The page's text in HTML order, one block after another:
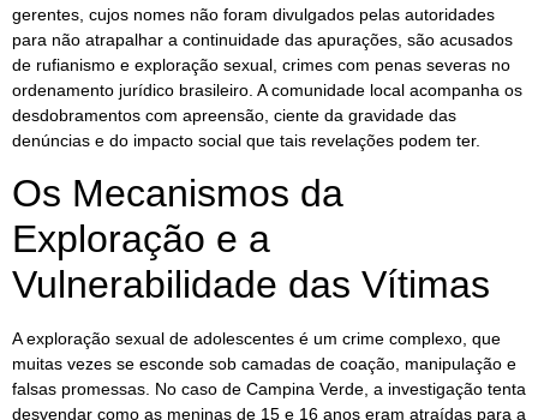
gerentes, cujos nomes não foram divulgados pelas autoridades
para não atrapalhar a continuidade das apurações, são acusados
de rufianismo e exploração sexual, crimes com penas severas no
ordenamento jurídico brasileiro. A comunidade local acompanha os
desdobramentos com apreensão, ciente da gravidade das
denúncias e do impacto social que tais revelações podem ter.
Os Mecanismos da
Exploração e a
Vulnerabilidade das Vítimas
A exploração sexual de adolescentes é um crime complexo, que
muitas vezes se esconde sob camadas de coação, manipulação e
falsas promessas. No caso de Campina Verde, a investigação tenta
desvendar como as meninas de 15 e 16 anos eram atraídas para a